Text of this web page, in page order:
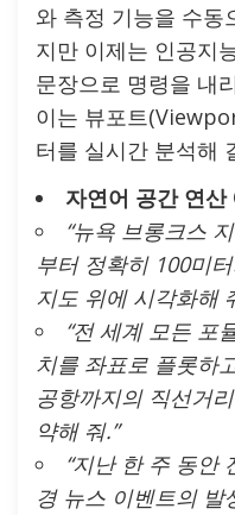
와 측정 기능을 수동
지만 이제는 인공지
문장으로 명령을 내
이는 뷰포트
터를 실시간 분석해
자연어 공간 연산
“뉴욕 브롱크스
부터 정확히 100미
지도 위에 시각화해
“전 세계 모든 포
치를 좌표로 플롯하
공항까지의 직선거
약해 줘.”
“지난 한 주 동안
경 뉴스 이벤트의 발